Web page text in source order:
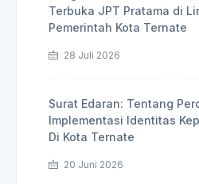
Terbuka JPT Pratama di
Pemerintah Kota Ternate
28 Juli 2026
Surat Edaran: Tentang
Implementasi Identitas
Di Kota Ternate
20 Juni 2026